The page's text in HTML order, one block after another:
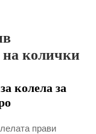
на колички
колела за
прави